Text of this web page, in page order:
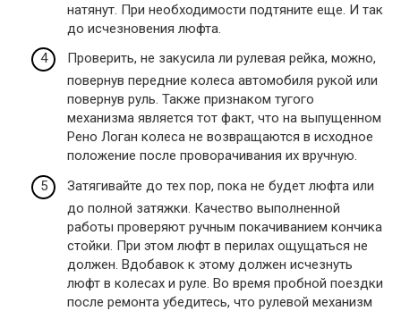
натянут. При необходимости подтяните еще. И так
до исчезновения люфта.
Проверить, не закусила ли рулевая рейка, можно,
повернув передние колеса автомобиля рукой или
повернув руль. Также признаком тугого
механизма является тот факт, что на выпущенном
Рено Логан колеса не возвращаются в исходное
положение после проворачивания их вручную.
Затягивайте до тех пор, пока не будет люфта или
до полной затяжки. Качество выполненной
работы проверяют ручным покачиванием кончика
стойки. При этом люфт в перилах ощущаться не
должен. Вдобавок к этому должен исчезнуть
люфт в колесах и руле. Во время пробной поездки
после ремонта убедитесь, что рулевой механизм